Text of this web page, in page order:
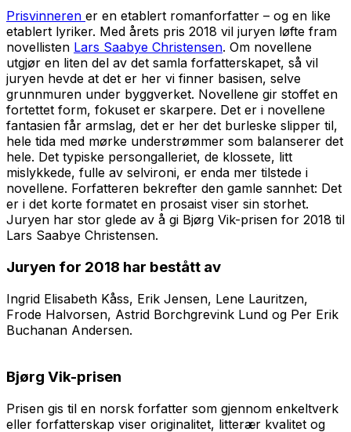
Prisvinneren er en etablert romanforfatter – og en like
etablert lyriker. Med årets pris 2018 vil juryen løfte fram
novellisten Lars Saabye Christensen. Om novellene
utgjør en liten del av det samla forfatterskapet, så vil
juryen hevde at det er her vi finner basisen, selve
grunnmuren under byggverket. Novellene gir stoffet en
fortettet form, fokuset er skarpere. Det er i novellene
fantasien får armslag, det er her det burleske slipper til,
hele tida med mørke understrømmer som balanserer det
hele. Det typiske persongalleriet, de klossete, litt
mislykkede, fulle av selvironi, er enda mer tilstede i
novellene. Forfatteren bekrefter den gamle sannhet: Det
er i det korte formatet en prosaist viser sin storhet.
Juryen har stor glede av å gi Bjørg Vik-prisen for 2018 til
Lars Saabye Christensen.
Juryen for 2018 har bestått av
Ingrid Elisabeth Kåss, Erik Jensen, Lene Lauritzen,
Frode Halvorsen, Astrid Borchgrevink Lund og Per Erik
Buchanan Andersen.
Bjørg Vik-prisen
Prisen gis til en norsk forfatter som gjennom enkeltverk
eller forfatterskap viser originalitet, litterær kvalitet og